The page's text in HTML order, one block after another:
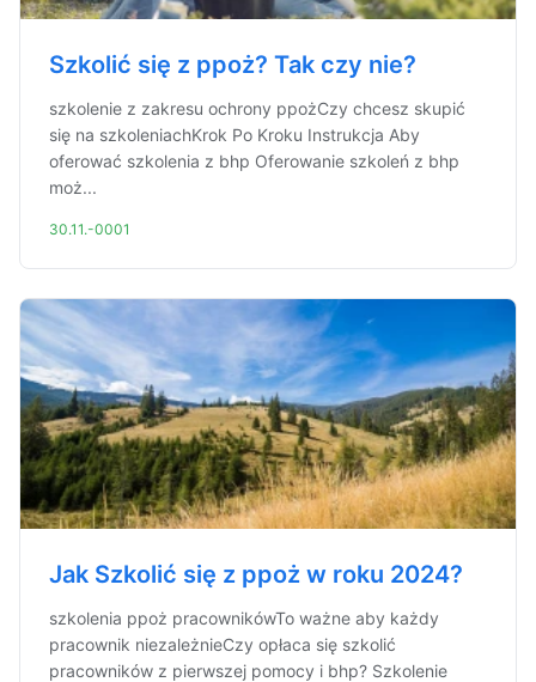
Szkolić się z ppoż? Tak czy nie?
szkolenie z zakresu ochrony ppożCzy chcesz skupić
się na szkoleniachKrok Po Kroku Instrukcja Aby
oferować szkolenia z bhp Oferowanie szkoleń z bhp
moż...
30.11.-0001
Jak Szkolić się z ppoż w roku 2024?
szkolenia ppoż pracownikówTo ważne aby każdy
pracownik niezależnieCzy opłaca się szkolić
pracowników z pierwszej pomocy i bhp? Szkolenie